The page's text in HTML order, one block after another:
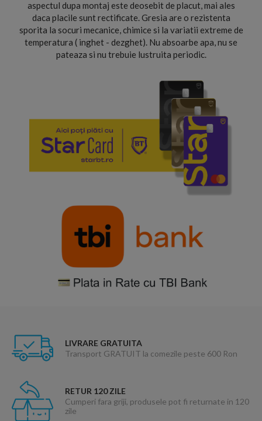
aspectul dupa montaj este deosebit de placut, mai ales
daca placile sunt rectificate. Gresia are o rezistenta
sporita la socuri mecanice, chimice si la variatii extreme de
temperatura ( inghet - dezghet). Nu absoarbe apa, nu se
pateaza si nu trebuie lustruita periodic.
LIVRARE GRATUITA
Transport GRATUIT la comezile peste 600 Ron
RETUR 120 ZILE
Cumperi fara griji, produsele pot fi returnate in 120
zile